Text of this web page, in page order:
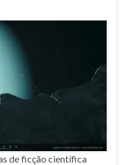
de ficção científica